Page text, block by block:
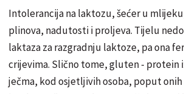
Intolerancija na laktozu, šećer u
plinova, nadutosti i proljeva. Tijelu
laktaza za razgradnju laktoze, pa ona
crijevima. Slično tome, gluten - protein
ječma, kod osjetljivih osoba, poput